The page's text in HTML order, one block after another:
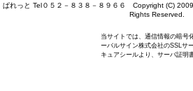
ぱれっと Tel０５２－８３８－８９６６ Copyright (C)
Rights Reserved.
当サイトでは、通信情報の暗号
ーバルサイン株式会社のSSLサ
キュアシールより、サーバ証明